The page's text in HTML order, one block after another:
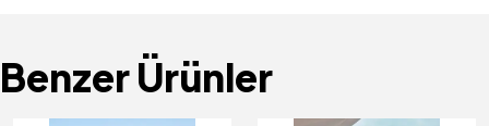
Benzer Ürünler